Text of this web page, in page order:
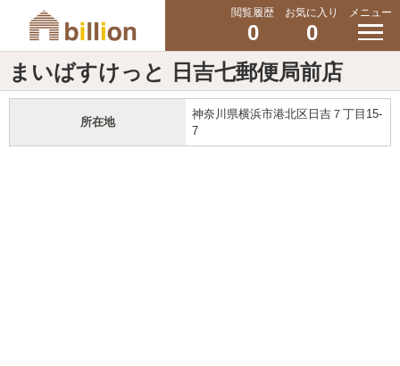
閲覧履歴
0
お気に入り
0
メニュー
まいばすけっと 日吉七郵便局前店
所在地
神奈川県横浜市港北区日吉７丁目15-
7